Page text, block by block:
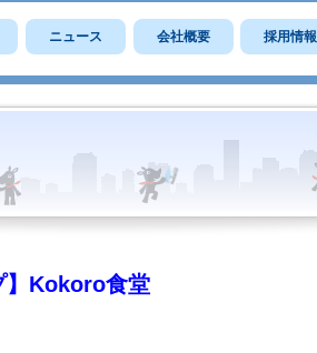
ニュース 会社概要 採用情報
】Kokoro食堂